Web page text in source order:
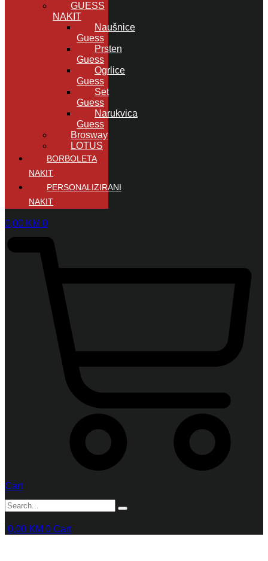
GUESS
NAKIT
Naušnice
Guess
Prsten
Guess
Ogrlice
Guess
Set
Guess
Narukvica
Guess
Brosway
LOTUS
BORBOLETA
NAKIT
PERSONALIZIRANI
NAKIT
0,00 KM 0
Cart
0,00 KM 0 Cart